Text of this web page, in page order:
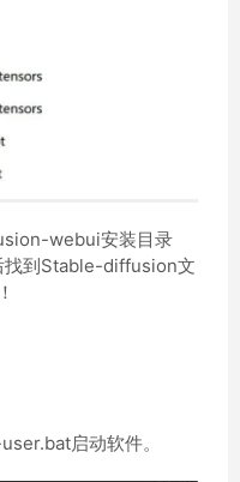
webui安装目录
找到Stable-diffusion文
启动软件。